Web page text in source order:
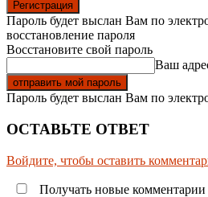
Пароль будет выслан Вам по
восстановление пароля
Восстановите свой пароль
Ваш
Пароль будет выслан Вам по
ОСТАВЬТЕ ОТВЕТ
Войдите, чтобы оставить
Получать новые комментарии